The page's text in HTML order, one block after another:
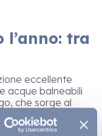
tra
eccellente
acque balneabili
che sorge al
risposta concreta
a dicembre